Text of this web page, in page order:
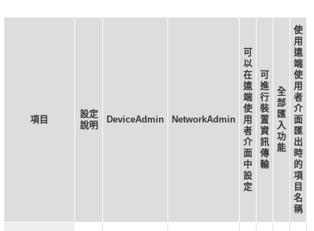
項目
設定
說明
DeviceAdmin NetworkAdmin
可
以
在
遠
端
使
用
者
介
面
中
設
定
可
進
行
裝
置
資
訊
傳
輸
全
部
匯
入
功
能
使
用
遠
端
使
用
者
介
面
匯
出
時
的
項
目
名
稱